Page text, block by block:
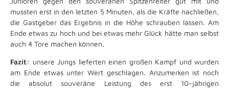
mussten erst in den letzten 5 Minuten, als die Kräfte nachließen,
die Gastgeber das Ergebnis in die Höhe schrauben lassen. Am
Ende etwas zu hoch und bei etwas mehr Glück hätte man selbst
auch 4 Tore machen können.
Fazit: unsere Jungs lieferten einen großen Kampf und wurden
am Ende etwas unter Wert geschlagen. Anzumerken ist noch
die absolut souveräne Leistung des erst 10-jährigen